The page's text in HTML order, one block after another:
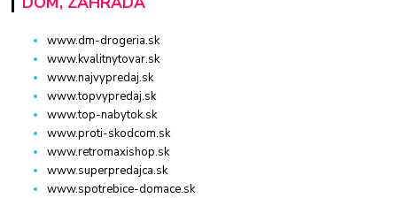
www.dm-drogeria.sk
www.kvalitnytovar.sk
www.najvypredaj.sk
www.topvypredaj.sk
www.top-nabytok.sk
www.proti-skodcom.sk
www.retromaxishop.sk
www.superpredajca.sk
www.spotrebice-domace.sk